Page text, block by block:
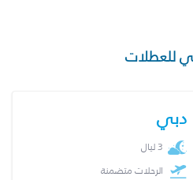
للعطلات
دبي
3 ليال
الرحلات متضمنة